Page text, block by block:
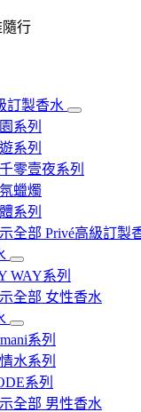
隨行
訂製香水
系列
系列
零壹夜系列
蠟燭
系列
全部 Privé高級訂製
WAY系列
全部 女性香水
系列
水系列
系列
全部 男性香水